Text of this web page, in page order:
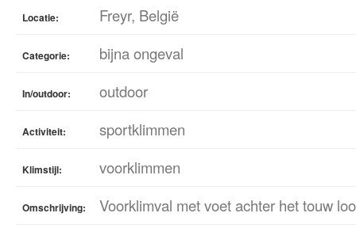
Locatie: Freyr, België
Categorie: bijna ongeval
In/outdoor: outdoor
Activiteit: sportklimmen
Klimstijl: voorklimmen
Omschrijving: Voorklimval met voet achter het touw